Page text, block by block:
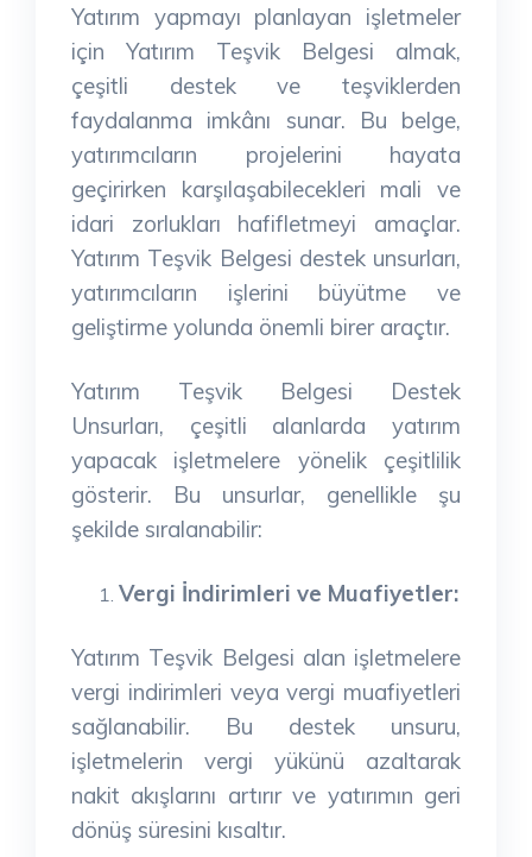
Yatırım yapmayı planlayan işletmeler
için Yatırım Teşvik Belgesi almak,
çeşitli destek ve teşviklerden
faydalanma imkânı sunar. Bu belge,
yatırımcıların projelerini hayata
geçirirken karşılaşabilecekleri mali ve
idari zorlukları hafifletmeyi amaçlar.
Yatırım Teşvik Belgesi destek unsurları,
yatırımcıların işlerini büyütme ve
geliştirme yolunda önemli birer araçtır.
Yatırım Teşvik Belgesi Destek
Unsurları, çeşitli alanlarda yatırım
yapacak işletmelere yönelik çeşitlilik
gösterir. Bu unsurlar, genellikle şu
şekilde sıralanabilir:
Vergi İndirimleri ve Muafiyetler:
Yatırım Teşvik Belgesi alan işletmelere
vergi indirimleri veya vergi muafiyetleri
sağlanabilir. Bu destek unsuru,
işletmelerin vergi yükünü azaltarak
nakit akışlarını artırır ve yatırımın geri
dönüş süresini kısaltır.